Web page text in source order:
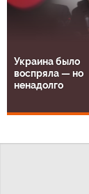
Украина было
воспряла — но
ненадолго